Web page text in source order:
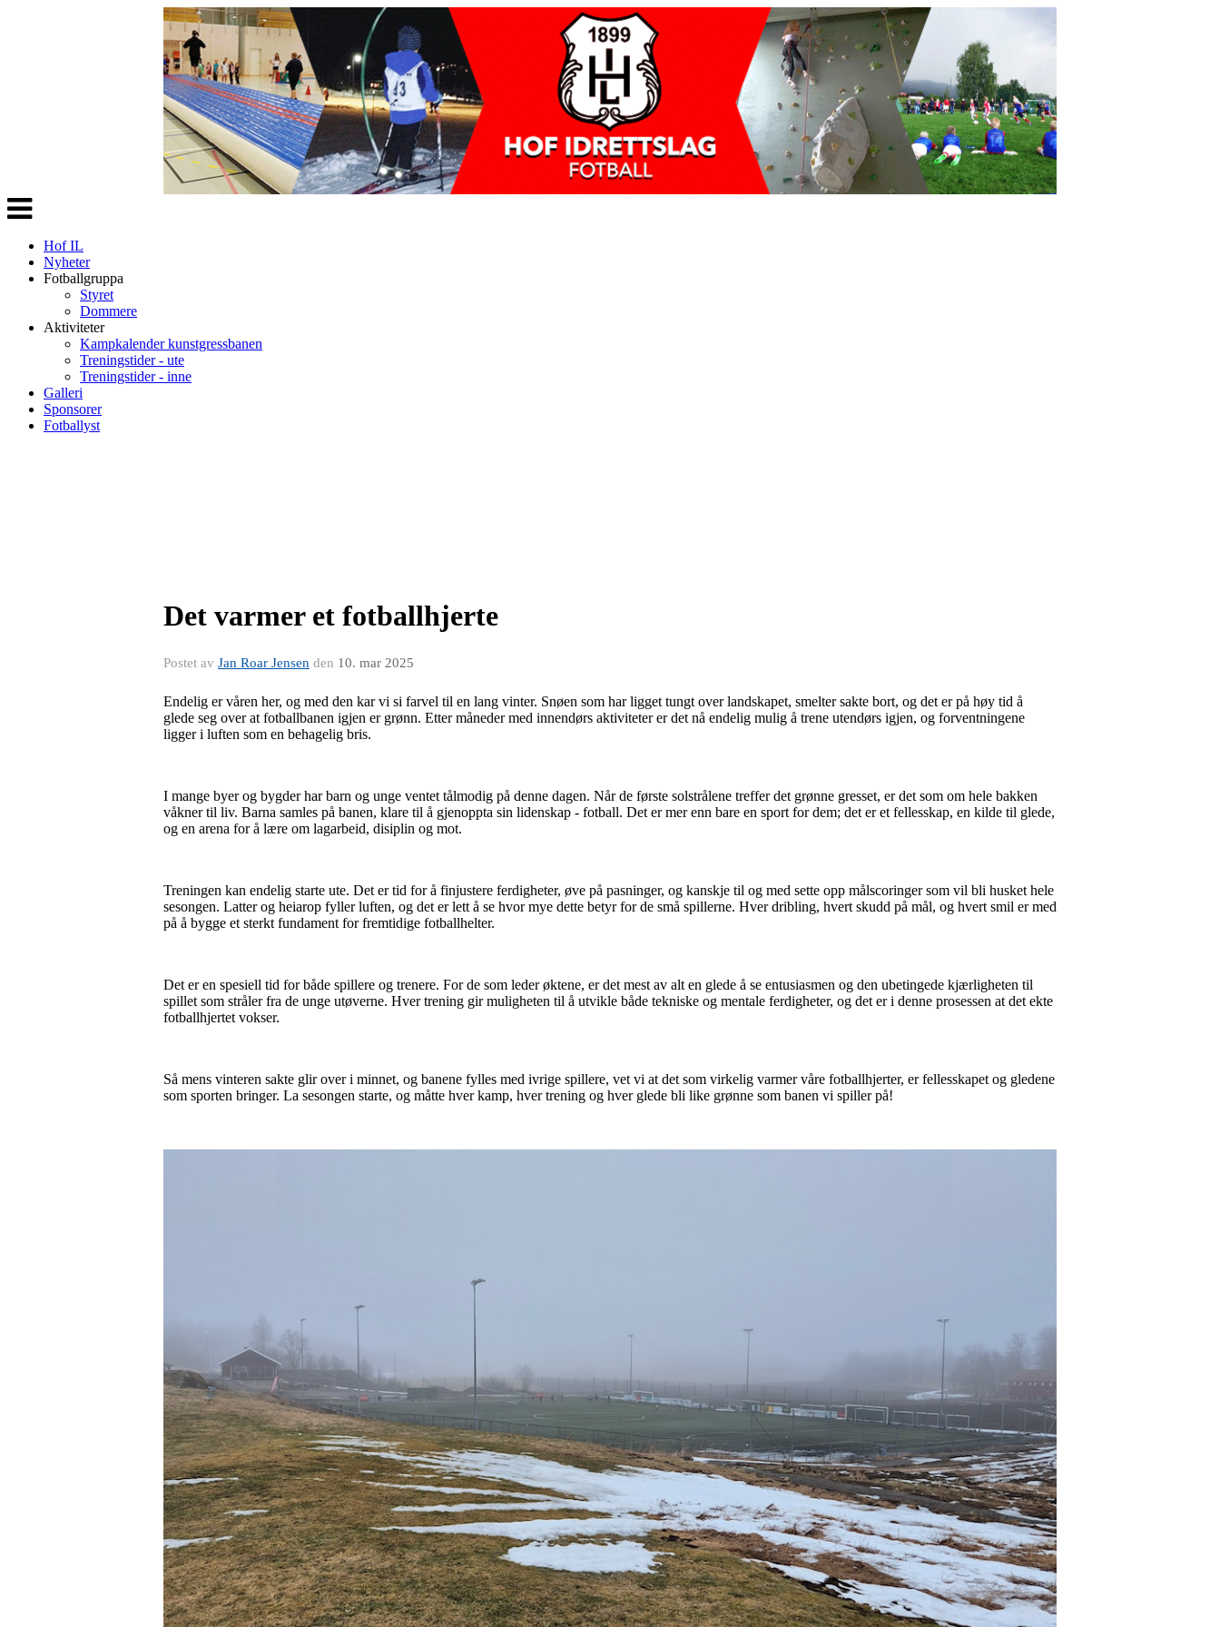
Veksle
navigasjon
Hof IL
Nyheter
Fotballgruppa
Styret
Dommere
Aktiviteter
Kampkalender kunstgressbanen
Treningstider - ute
Treningstider - inne
Galleri
Sponsorer
Fotballyst
Det varmer et fotballhjerte
Postet av Jan Roar Jensen den 10. mar 2025
Endelig er våren her, og med den kar vi si farvel til en lang vinter. Snøen som har ligget tungt over landskapet, smelter sakte bort, og det er på høy tid å
glede seg over at fotballbanen igjen er grønn. Etter måneder med innendørs aktiviteter er det nå endelig mulig å trene utendørs igjen, og forventningene
ligger i luften som en behagelig bris.
I mange byer og bygder har barn og unge ventet tålmodig på denne dagen. Når de første solstrålene treffer det grønne gresset, er det som om hele bakken
våkner til liv. Barna samles på banen, klare til å gjenoppta sin lidenskap - fotball. Det er mer enn bare en sport for dem; det er et fellesskap, en kilde til glede,
og en arena for å lære om lagarbeid, disiplin og mot.
Treningen kan endelig starte ute. Det er tid for å finjustere ferdigheter, øve på pasninger, og kanskje til og med sette opp målscoringer som vil bli husket hele
sesongen. Latter og heiarop fyller luften, og det er lett å se hvor mye dette betyr for de små spillerne. Hver dribling, hvert skudd på mål, og hvert smil er med
på å bygge et sterkt fundament for fremtidige fotballhelter.
Det er en spesiell tid for både spillere og trenere. For de som leder øktene, er det mest av alt en glede å se entusiasmen og den ubetingede kjærligheten til
spillet som stråler fra de unge utøverne. Hver trening gir muligheten til å utvikle både tekniske og mentale ferdigheter, og det er i denne prosessen at det ekte
fotballhjertet vokser.
Så mens vinteren sakte glir over i minnet, og banene fylles med ivrige spillere, vet vi at det som virkelig varmer våre fotballhjerter, er fellesskapet og gledene
som sporten bringer. La sesongen starte, og måtte hver kamp, hver trening og hver glede bli like grønne som banen vi spiller på!